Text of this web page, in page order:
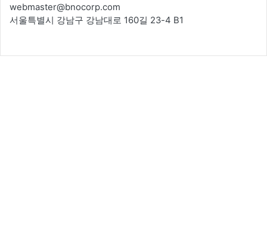
webmaster@bnocorp.com
서울특별시 강남구 강남대로 160길 23-4 B1